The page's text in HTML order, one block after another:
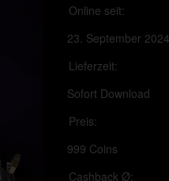
Online seit:
23. September 2024
Lieferzeit:
Sofort Download
Preis:
999 Coins
Cashback Ø: